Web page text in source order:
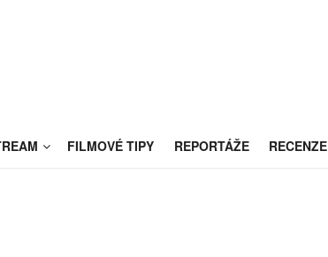
FILMOVÉ TIPY REPORTÁŽE RECENZE